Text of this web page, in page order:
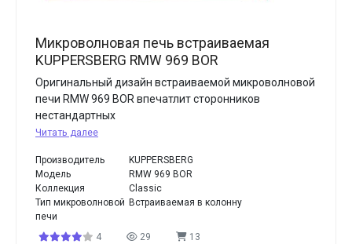
Микроволновая печь встраиваемая
KUPPERSBERG RMW 969 BOR
Оригинальный дизайн встраиваемой микроволновой
печи RMW 969 BOR впечатлит сторонников
нестандартных
Читать далее
Производитель
KUPPERSBERG
Модель
RMW 969 BOR
Коллекция
Classic
Тип микроволновой
печи
Встраиваемая в колонну
4 29 13